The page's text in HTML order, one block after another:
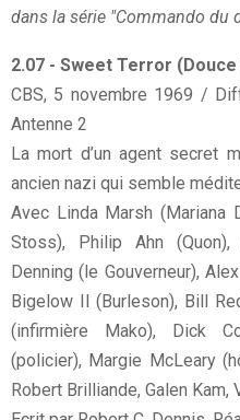
dans la série "Commando du
2.07 - Sweet Terror
CBS, 5 novembre 1969 /
Antenne 2
La mort d’un agent secret
ancien nazi qui semble
Avec Linda Marsh (Mariana
Stoss), Philip Ahn (Quon),
Denning (le Gouverneur),
Bigelow II (Burleson), Bill
(infirmière Mako), Dick
(policier), Margie McLeary
Robert Brilliande, Galen Kam,